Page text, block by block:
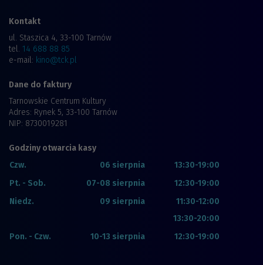
Kontakt
ul. Staszica 4, 33-100 Tarnów
tel. 14 688 88 85
e-mail: kino@tck.pl
Dane do faktury
Tarnowskie Centrum Kultury
Adres: Rynek 5, 33-100 Tarnów
NIP: 8730019281
Godziny otwarcia kasy
Czw.
06 sierpnia
13:30-19:00
Pt. - Sob.
07-08 sierpnia
12:30-19:00
Niedz.
09 sierpnia
11:30-12:00
13:30-20:00
Pon. - Czw.
10-13 sierpnia 12:30-19:00